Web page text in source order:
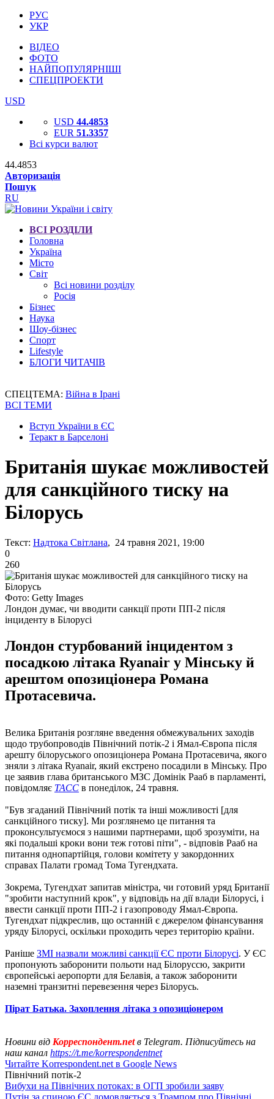
РУС
УКР
ВІДЕО
ФОТО
НАЙПОПУЛЯРНІШІ
СПЕЦПРОЕКТИ
USD
USD 44.4853
EUR 51.3357
Всі курси валют
44.4853
Авторизація
Пошук
RU
ВСІ РОЗДІЛИ
Головна
Україна
Місто
Світ
Всі новини розділу
Росія
Бізнес
Наука
Шоу-бізнес
Спорт
Lifestyle
БЛОГИ ЧИТАЧІВ
СПЕЦТЕМА: Війна в Ірані
ВСІ ТЕМИ
Вступ України в ЄС
Теракт в Барселоні
Британія шукає можливостей
для санкційного тиску на
Білорусь
Текст: Надтока Світлана, 24 травня 2021, 19:00
0
260
Фото: Getty Images
Лондон думає, чи вводити санкції проти ПП-2 після
інциденту в Білорусі
Лондон стурбований інцидентом з
посадкою літака Ryanair у Мінську й
арештом опозиціонера Романа
Протасевича.
Велика Британія розгляне введення обмежувальних заходів
щодо трубопроводів Північний потік-2 і Ямал-Європа після
арешту білоруського опозиціонера Романа Протасевича, якого
зняли з літака Ryanair, який екстрено посадили в Мінську. Про
це заявив глава британського МЗС Домінік Рааб в парламенті,
повідомляє ТАСС в понеділок, 24 травня.
"Був згаданий Північний потік та інші можливості [для
санкційного тиску]. Ми розглянемо це питання та
проконсультуємося з нашими партнерами, щоб зрозуміти, на
які подальші кроки вони теж готові піти", - відповів Рааб на
питання однопартійця, голови комітету у закордонних
справах Палати громад Тома Тугендхата.
Зокрема, Тугендхат запитав міністра, чи готовий уряд Британії
"зробити наступний крок", у відповідь на дії влади Білорусі, і
ввести санкції проти ПП-2 і газопроводу Ямал-Європа.
Тугендхат підкреслив, що останній є джерелом фінансування
уряду Білорусі, оскільки проходить через територію країни.
Раніше ЗМІ назвали можливі санкції ЄС проти Білорусі. У ЄС
пропонують заборонити польоти над Білоруссю, закрити
європейські аеропорти для Белавія, а також заборонити
наземні транзитні перевезення через Білорусь.
Пірат Батька. Захоплення літака з опозиціонером
Новини від Корреспондент.netв Telegram. Підписуйтесь на
наш канал https://t.me/korrespondentnet
Читайте Korrespondent.net в Google News
Північний потік-2
Вибухи на Північних потоках: в ОГП зробили заяву
Путін за спиною ЄС домовляється з Трампом про Північні